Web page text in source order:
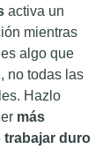
activa un
mientras
algo que
no todas las
Hazlo
más
trabajar duro